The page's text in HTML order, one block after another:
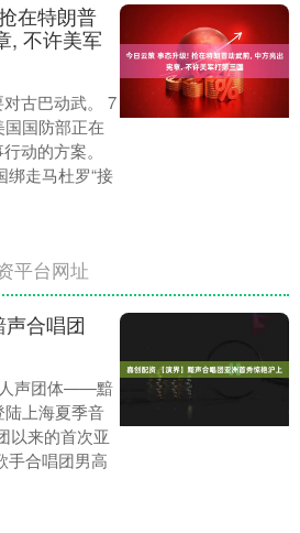
在特朗普
, 不许美军
古巴动武。 7
国防部正在
动的方案。
绑走马杜罗“接
平台网址
合唱团
人声团体——黯
陆上海夏季音
以来的首次亚
手合唱团男高